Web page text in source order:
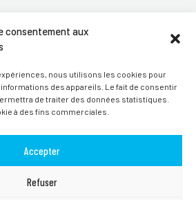
consentement aux
nous utilisons les cookies pour
des appareils. Le fait de consentir
de traiter des données statistiques.
à des fins commerciales.
Accepter
Refuser
JE M'ABONNE